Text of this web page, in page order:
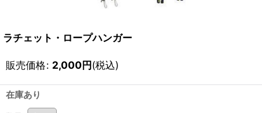
ラチェット・ロープハンガー
販売価格: 2,000円(税込)
在庫あり